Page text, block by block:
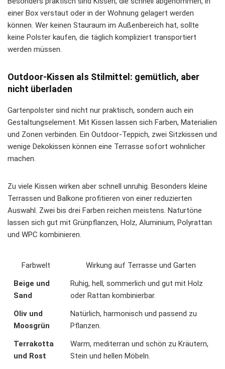
einer Box verstaut oder in der Wohnung gelagert werden
können. Wer keinen Stauraum im Außenbereich hat, sollte
keine Polster kaufen, die täglich kompliziert transportiert
werden müssen.
Outdoor-Kissen als Stilmittel: gemütlich, aber
nicht überladen
Gartenpolster sind nicht nur praktisch, sondern auch ein
Gestaltungselement. Mit Kissen lassen sich Farben, Materialien
und Zonen verbinden. Ein Outdoor-Teppich, zwei Sitzkissen und
wenige Dekokissen können eine Terrasse sofort wohnlicher
machen.
Zu viele Kissen wirken aber schnell unruhig. Besonders kleine
Terrassen und Balkone profitieren von einer reduzierten
Auswahl. Zwei bis drei Farben reichen meistens. Naturtöne
lassen sich gut mit Grünpflanzen, Holz, Aluminium, Polyrattan
und WPC kombinieren.
Farbwelt
Wirkung auf Terrasse und Garten
Beige und
Sand
Ruhig, hell, sommerlich und gut mit Holz
oder Rattan kombinierbar.
Oliv und
Moosgrün
Natürlich, harmonisch und passend zu
Pflanzen.
Terrakotta
und Rost
Warm, mediterran und schön zu Kräutern,
Stein und hellen Möbeln.